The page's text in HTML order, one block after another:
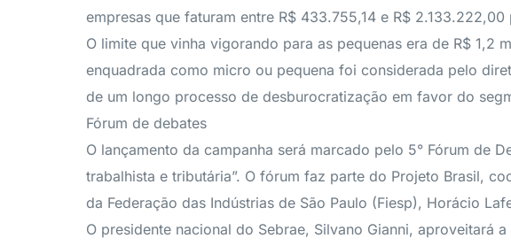
empresas que faturam entre R$ 433.755,14 e R$
O limite que vinha vigorando para as pequenas era de R$ 1,2
enquadrada como micro ou pequena foi considerada pelo
de um longo processo de desburocratização em favor do
Fórum de debates
O lançamento da campanha será marcado pelo 5° Fórum de
trabalhista e tributária”. O fórum faz parte do Projeto Brasil,
da Federação das Indústrias de São Paulo (Fiesp), Horácio
O presidente nacional do Sebrae, Silvano Gianni, aproveitará